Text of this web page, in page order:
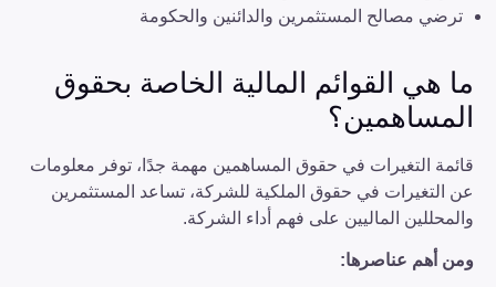
ترضي مصالح المستثمرين والدائنين والحكومة
ما هي القوائم المالية الخاصة بحقوق
المساهمين؟
قائمة التغيرات في حقوق المساهمين مهمة جدًا، توفر معلومات
عن التغيرات في حقوق الملكية للشركة، تساعد المستثمرين
والمحللين الماليين على فهم أداء الشركة.
ومن أهم عناصرها: